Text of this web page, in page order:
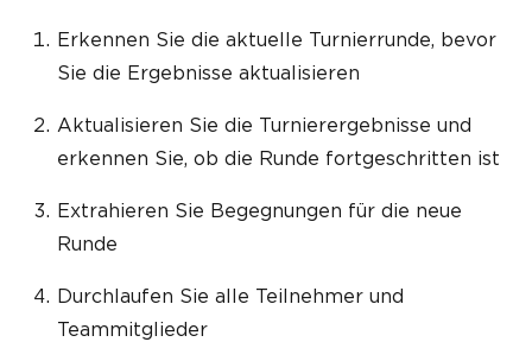
Erkennen Sie die aktuelle Turnierrunde, bevor
Sie die Ergebnisse aktualisieren
Aktualisieren Sie die Turnierergebnisse und
erkennen Sie, ob die Runde fortgeschritten ist
Extrahieren Sie Begegnungen für die neue
Runde
Durchlaufen Sie alle Teilnehmer und
Teammitglieder